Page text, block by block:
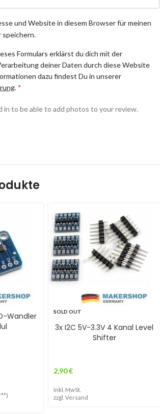
und Website in diesem Browser für meinen
speichern.
Formulars erklärst du dich mit der
deiner Daten durch diese Website
dazu findest Du in unserer
. *
in to be able to add photos to your review.
Wandler
SOLD OUT
3x I2C 5V-3.3V 4 Kanal Level
Shifter
2,90€
Inkl. MwSt.
zzgl. Versand